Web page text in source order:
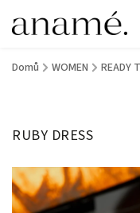
Domů / WOMEN / READY
RUBY DRESS